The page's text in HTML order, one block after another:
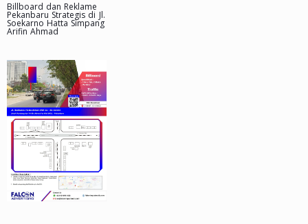
Billboard dan Reklame
Pekanbaru Strategis di Jl.
Soekarno Hatta Simpang
Arifin Ahmad